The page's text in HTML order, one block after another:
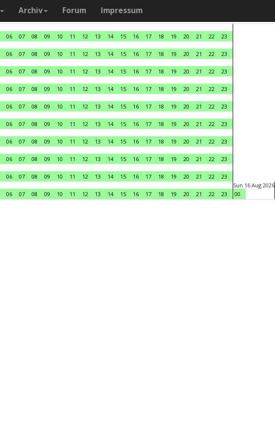
Archiv Forum Impressum
06 07 08 09 10 11 12 13 14 15 16 17 18 19 20 21 22
23
06 07 08 09 10 11 12 13 14 15 16 17 18 19 20 21 22
23
06 07 08 09 10 11 12 13 14 15 16 17 18 19 20 21 22
23
06 07 08 09 10 11 12 13 14 15 16 17 18 19 20 21 22
23
06 07 08 09 10 11 12 13 14 15 16 17 18 19 20 21 22
23
06 07 08 09 10 11 12 13 14 15 16 17 18 19 20 21 22
23
06 07 08 09 10 11 12 13 14 15 16 17 18 19 20 21 22
23
06 07 08 09 10 11 12 13 14 15 16 17 18 19 20 21 22
23
06 07 08 09 10 11 12 13 14 15 16 17 18 19 20 21 22
23
06 07 08 09 10 11 12 13 14 15 16 17 18 19 20 21 22 23
Sun 16 Aug 2026
00